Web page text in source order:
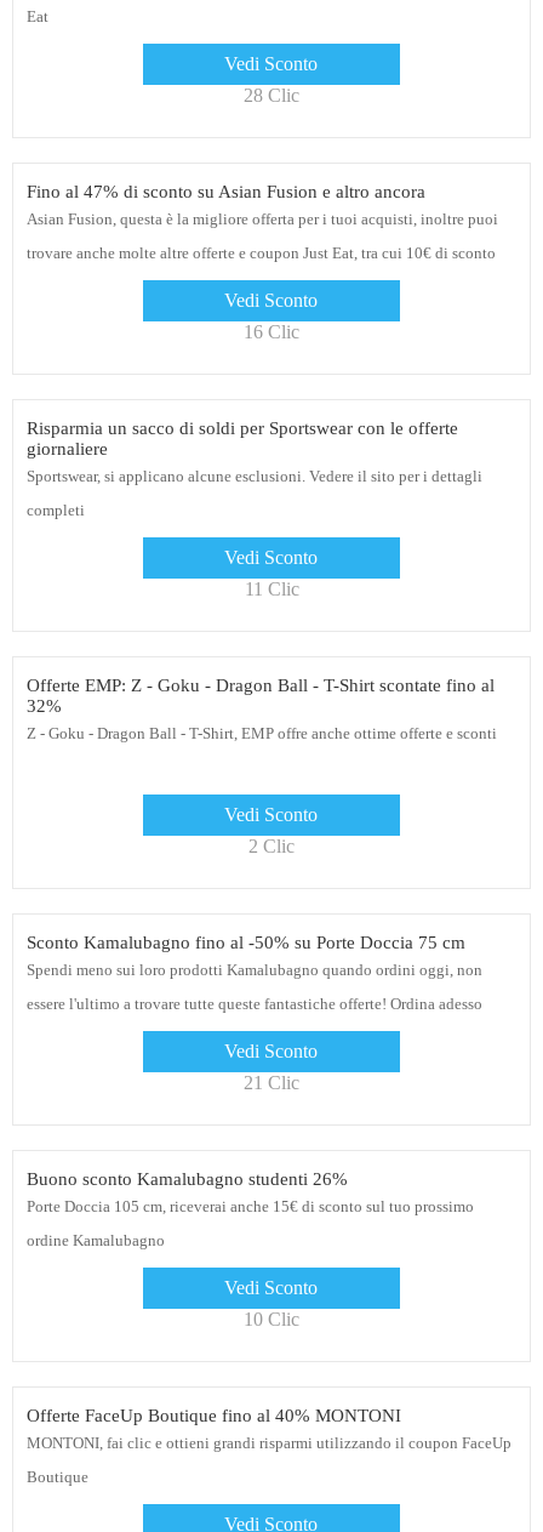
Eat
Vedi Sconto
28 Clic
Fino al 47% di sconto su Asian Fusion e altro ancora
Asian Fusion, questa è la migliore offerta per i tuoi acquisti, inoltre puoi
trovare anche molte altre offerte e coupon Just Eat, tra cui 10€ di sconto
Vedi Sconto
16 Clic
Risparmia un sacco di soldi per Sportswear con le offerte
giornaliere
Sportswear, si applicano alcune esclusioni. Vedere il sito per i dettagli
completi
Vedi Sconto
11 Clic
Offerte EMP: Z - Goku - Dragon Ball - T-Shirt scontate fino al
32%
Z - Goku - Dragon Ball - T-Shirt, EMP offre anche ottime offerte e sconti
Vedi Sconto
2 Clic
Sconto Kamalubagno fino al -50% su Porte Doccia 75 cm
Spendi meno sui loro prodotti Kamalubagno quando ordini oggi, non
essere l'ultimo a trovare tutte queste fantastiche offerte! Ordina adesso
Vedi Sconto
21 Clic
Buono sconto Kamalubagno studenti 26%
Porte Doccia 105 cm, riceverai anche 15€ di sconto sul tuo prossimo
ordine Kamalubagno
Vedi Sconto
10 Clic
Offerte FaceUp Boutique fino al 40% MONTONI
MONTONI, fai clic e ottieni grandi risparmi utilizzando il coupon FaceUp
Boutique
Vedi Sconto